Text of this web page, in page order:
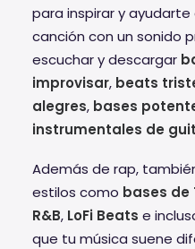
para inspirar y
canción con un sonido
escuchar y descargar
improvisar, beats
alegres, bases
instrumentales de
Además de rap,
estilos como bases de
R&B, LoFi Beats e
que tu música suene